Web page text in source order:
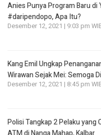
Anies Punya Program Baru di
#daripendopo, Apa Itu?
Desember 12, 2021 | 9:03 pm
Kang Emil Ungkap
Wirawan Sejak Mei: Semoga
Desember 12, 2021 | 8:45 pm
Polisi Tangkap 2 Pelaku yang